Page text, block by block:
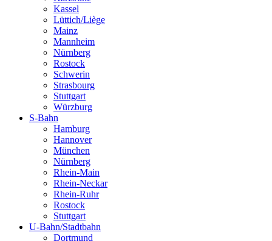
Kassel
Lüttich/Liège
Mainz
Mannheim
Nürnberg
Rostock
Schwerin
Strasbourg
Stuttgart
Würzburg
S-Bahn
Hamburg
Hannover
München
Nürnberg
Rhein-Main
Rhein-Neckar
Rhein-Ruhr
Rostock
Stuttgart
U-Bahn/Stadtbahn
Dortmund